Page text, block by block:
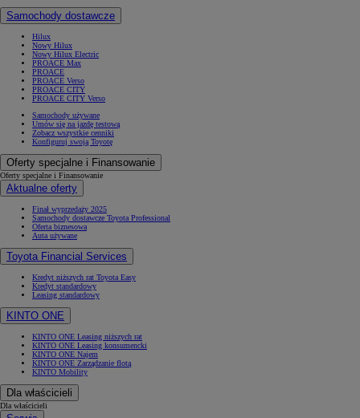
Samochody dostawcze
Hilux
Nowy Hilux
Nowy Hilux Electric
PROACE Max
PROACE
PROACE Verso
PROACE CITY
PROACE CITY Verso
Samochody używane
Umów się na jazdę testową
Zobacz wszystkie cenniki
Konfiguruj swoją Toyotę
Oferty specjalne i Finansowanie
Oferty specjalne i Finansowanie
Aktualne oferty
Finał wyprzedaży 2025
Samochody dostawcze Toyota Professional
Oferta biznesowa
Auta używane
Toyota Financial Services
Kredyt niższych rat Toyota Easy
Kredyt standardowy
Leasing standardowy
KINTO ONE
KINTO ONE Leasing niższych rat
KINTO ONE Leasing konsumencki
KINTO ONE Najem
KINTO ONE Zarządzanie flotą
KINTO Mobility
Dla właścicieli
Dla właścicieli